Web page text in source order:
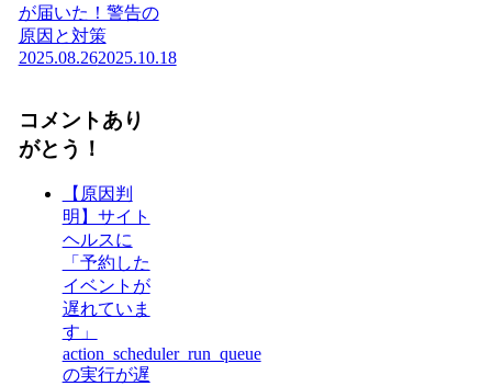
が届いた！警告の
原因と対策
2025.08.262025.10.18
コメントあり
がとう！
【原因判
明】サイト
ヘルスに
「予約した
イベントが
遅れていま
す」
action_scheduler_run_queue
の実行が遅